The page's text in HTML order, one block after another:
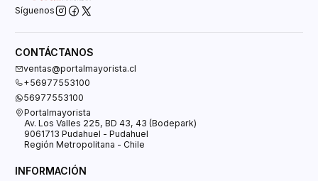
Síguenos
CONTÁCTANOS
ventas@portalmayorista.cl
+56977553100
56977553100
Portalmayorista
Av. Los Valles 225, BD 43, 43 (Bodepark)
9061713 Pudahuel - Pudahuel
Región Metropolitana - Chile
INFORMACIÓN